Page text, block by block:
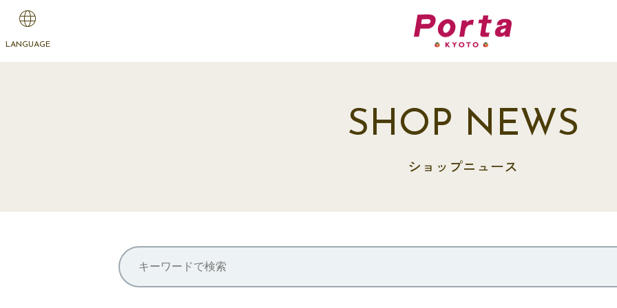
LANGUAGE
SHOP NEWS
ショップニュース